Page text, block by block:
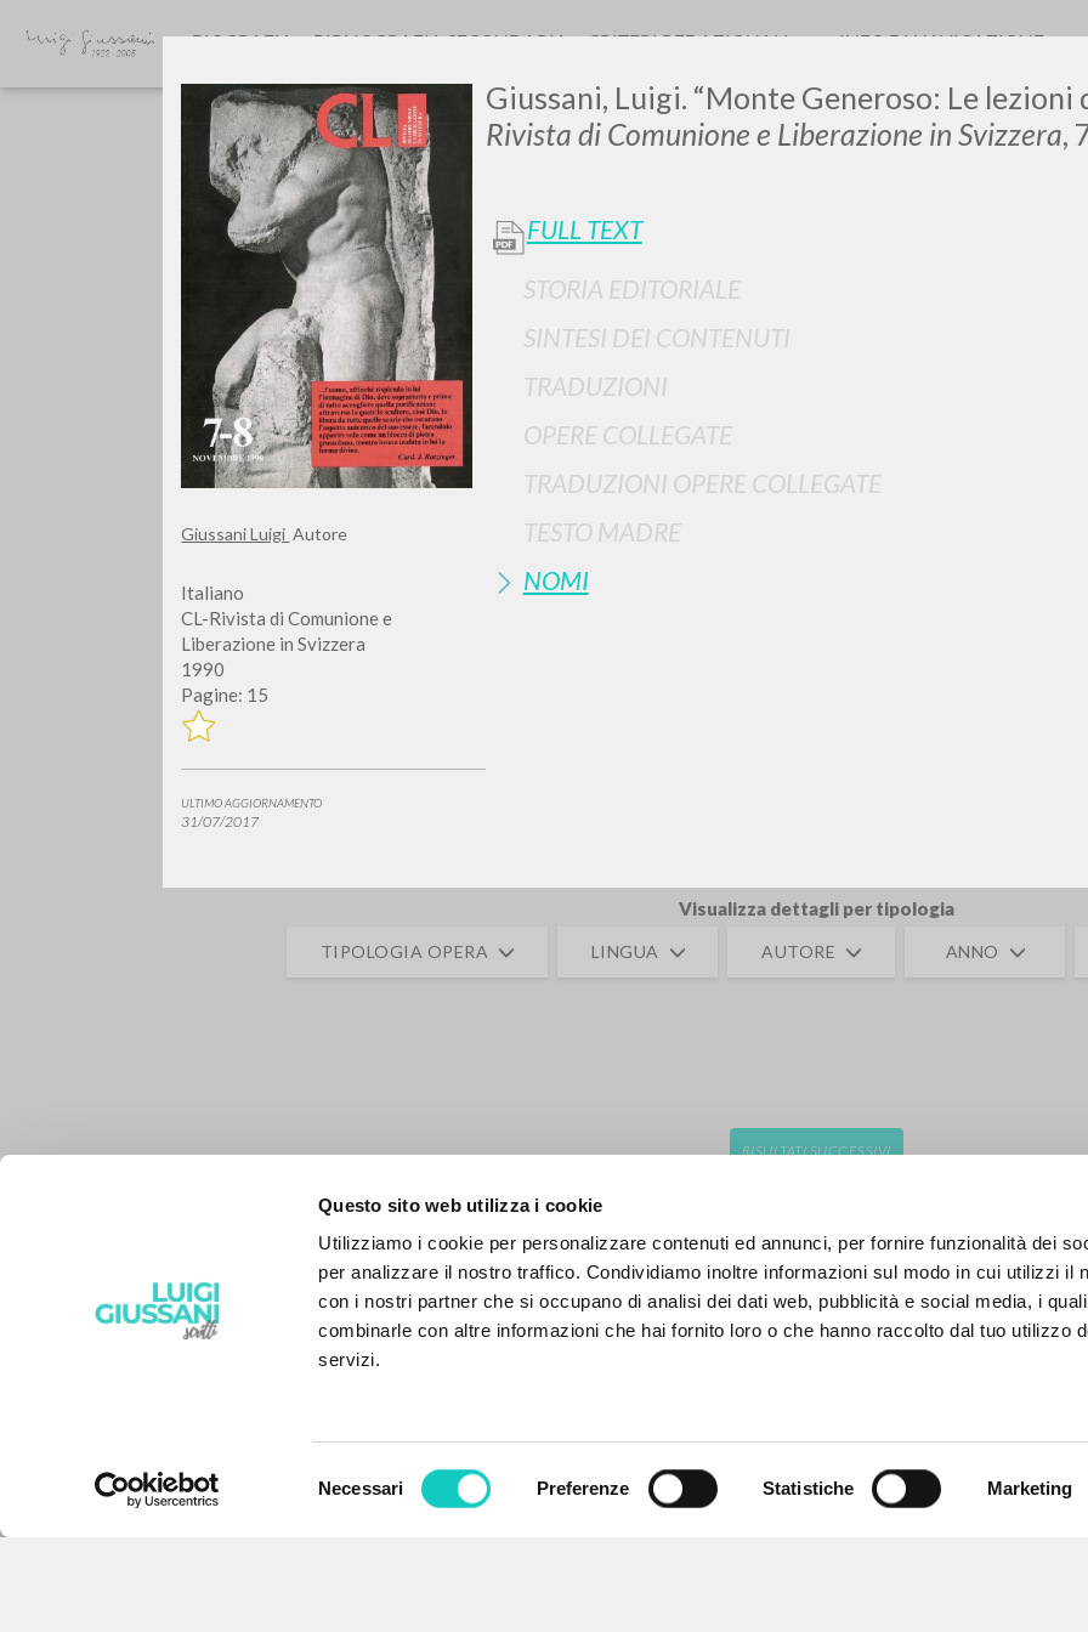
Questo sito web utilizza i cookie
Utilizziamo i cookie per personalizzare contenuti ed annunci, per fornire funzionalità dei
per analizzare il nostro traffico. Condividiamo inoltre informazioni sul modo in cui utilizzi il
con i nostri partner che si occupano di analisi dei dati web, pubblicità e social media, i
combinarle con altre informazioni che hai fornito loro o che hanno raccolto dal tuo utilizzo
servizi.
Necessari Preferenze Statistiche Marketing
Giussani Luigi Autore
Italiano
CL-Rivista di Comunione e
Liberazione in Svizzera
1990
Pagine: 15
ULTIMO AGGIORNAMENTO
31/07/2017
Giussani, Luigi. “Monte Generoso: Le lezioni
Rivista di Comunione e Liberazione in Svizzera,
FULL TEXT
STORIA EDITORIALE
SINTESI DEI CONTENUTI
TRADUZIONI
OPERE COLLEGATE
TRADUZIONI OPERE COLLEGATE
TESTO MADRE
NOMI
LUIGI
GIUSSANI
scritti
BIOGRAFIA BIBLIOGRAFIA SECONDARIA CRITERI REDAZIONALI INFO DI NAVIGAZIONE
Visualizza dettagli per tipologia
TIPOLOGIA OPERA LINGUA AUTORE ANNO
RISULTATI SUCCESSIVI
IL PROGETTO NAVIGA LINGUA